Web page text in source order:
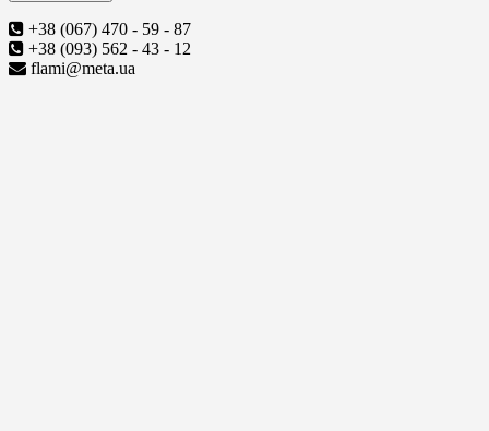
+38 (067) 470 - 59 - 87
+38 (093) 562 - 43 - 12
flami@meta.ua